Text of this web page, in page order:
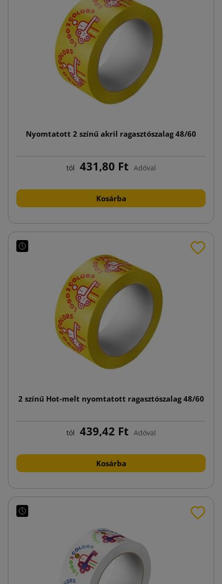
Nyomtatott 2 színű akril ragasztószalag 48/60
tól 431,80 Ft Adóval
Kosárba
2 színű Hot-melt nyomtatott ragasztószalag 48/60
tól 439,42 Ft Adóval
Kosárba